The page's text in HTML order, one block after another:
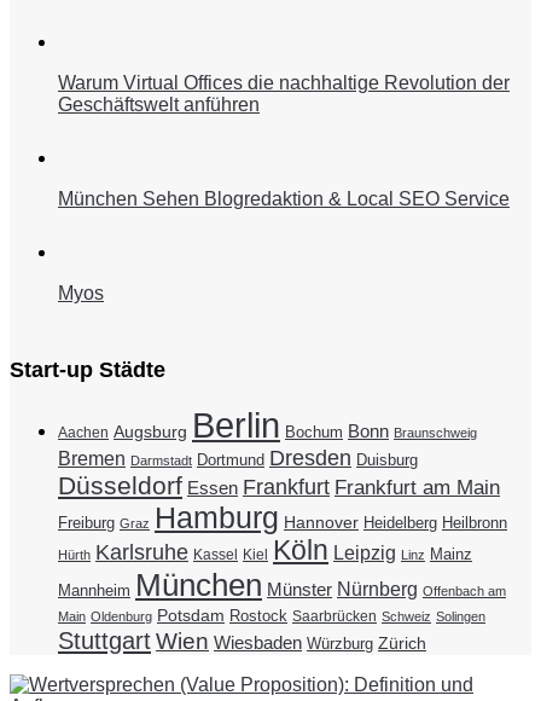
Warum Virtual Offices die nachhaltige Revolution der
Geschäftswelt anführen
München Sehen Blogredaktion & Local SEO Service
Myos
Start-up Städte
Aachen Augsburg Berlin Bochum Bonn Braunschweig
Bremen Darmstadt Dortmund Dresden Duisburg
Düsseldorf Essen Frankfurt Frankfurt am Main
Freiburg Graz Hamburg Hannover Heidelberg Heilbronn
Hürth Karlsruhe Kassel Kiel Köln Leipzig Linz Mainz
Mannheim München Münster Nürnberg Offenbach am
Main Oldenburg Potsdam Rostock Saarbrücken Schweiz Solingen
StuttgartWien Wiesbaden Würzburg Zürich